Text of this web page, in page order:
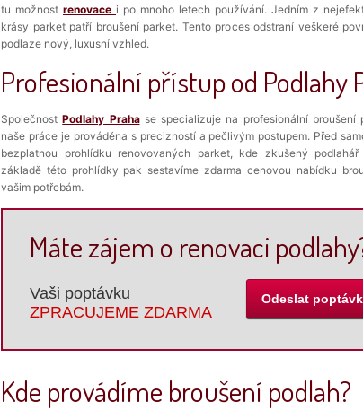
tu možnost renovace i po mnoho letech používání. Jedním z
krásy parket patří broušení parket. Tento proces odstraní veškeré
podlaze nový, luxusní vzhled.
Profesionální přístup od Podlahy
SpolečnostPodlahy Prahase specializuje na profesionální broušení
naše práce je prováděna s precizností a pečlivým postupem. Před
bezplatnou prohlídku renovovaných parket, kde zkušený
základě této prohlídky pak sestavíme zdarma cenovou nabídku
vašim potřebám.
Máte zájem o renovaci
Vaši poptávku
ZPRACUJEME ZDARMA
Kde provádíme broušení podlah?